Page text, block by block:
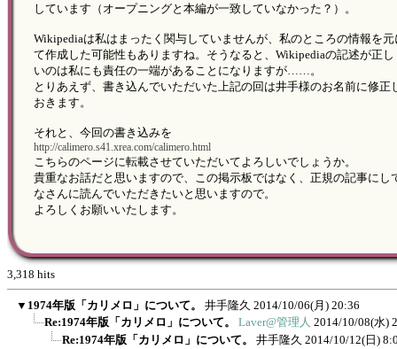
しています（オープニングと本編が一致していなかった？）。
Wikipediaは私はまったく関与していませんが、私のところの情報を元
て作成した可能性もありますね。そうなると、Wikipediaの記述が正し
いのは私にも責任の一端があることになりますが……。
とりあえず、書き込んでいただいた上記の回は井手様のお名前に修正
おきます。
それと、今回の書き込みを
http://calimero.s41.xrea.com/calimero.html
こちらのページに転載させていただいてよろしいでしょうか。
貴重なお話だと思いますので、この掲示板ではなく、正規の記事にし
なさんに読んでいただきたいと思いますので。
よろしくお願いいたします。
3,318 hits
▼ 1974年版「カリメロ」について。 井手隆久 2014/10/06(月) 20:36
Re:1974年版「カリメロ」について。
Laver@管理人 2014/10/08(水)
Re:1974年版「カリメロ」について。
井手隆久 2014/10/12(日)